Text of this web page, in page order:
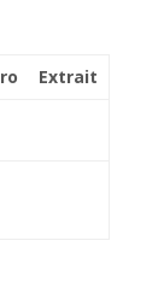
Extrait